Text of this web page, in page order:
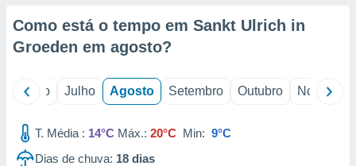
1199
Como está o tempo em Sankt Ulrich in
Groeden em agosto?
Junho Julho Agosto Setembro Outubro Novembro
T. Média : 14°C Máx.: 20°C Min: 9°C
Dias de chuva: 18 dias